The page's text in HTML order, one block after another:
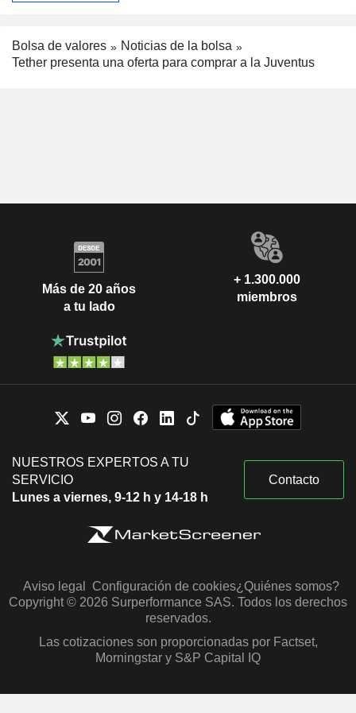
Bolsa de valores
Noticias de la bolsa
Tether presenta una oferta para comprar a la Juventus
Más de 20 años
a tu lado
+ 1.300.000
miembros
NUESTROS EXPERTOS A TU
SERVICIO
Lunes a viernes, 9-12 h y 14-18 h
Contacto
Aviso legal Configuración de cookies¿Quiénes somos?
Copyright © 2026 Surperformance SAS. Todos los derechos
reservados.
Las cotizaciones son proporcionadas por Factset,
Morningstar y S&P Capital IQ